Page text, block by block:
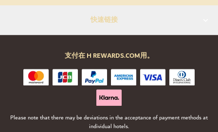
快速链接
支付在 H REWARDS.COM用。
Please note that there may be deviations in the acceptance of payment methods at
individual hotels.